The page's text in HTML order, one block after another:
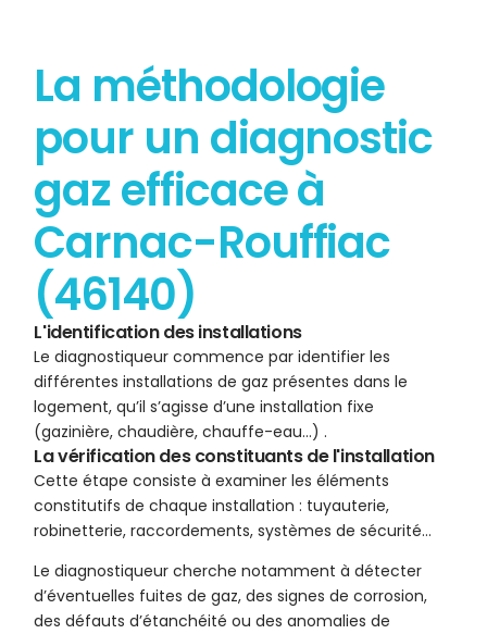
La méthodologie
pour un diagnostic
gaz efficace à
Carnac-Rouffiac
(46140)
L'identification des installations
Le diagnostiqueur commence par identifier les
différentes installations de gaz présentes dans le
logement, qu’il s’agisse d’une installation fixe
(gazinière, chaudière, chauffe-eau…) .
La vérification des constituants de l'installation
Cette étape consiste à examiner les éléments
constitutifs de chaque installation : tuyauterie,
robinetterie, raccordements, systèmes de sécurité…
Le diagnostiqueur cherche notamment à détecter
d’éventuelles fuites de gaz, des signes de corrosion,
des défauts d’étanchéité ou des anomalies de